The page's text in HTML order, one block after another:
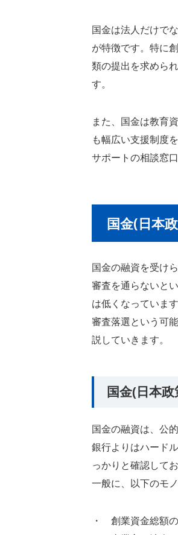
国金は法人だけで
が特徴です。特に
類の提出を求めら
す。
また、国金は教育
も幅広い支援制度
サポートの相談窓
国金(日本
国金の融資を受け
審査を通らないと
は低くなっていま
審査落選という可
説していきます。
国金(日本
国金の融資は、公
銀行よりはハード
っかりと確認して
一般に、以下のモ
・ 創業資金総額